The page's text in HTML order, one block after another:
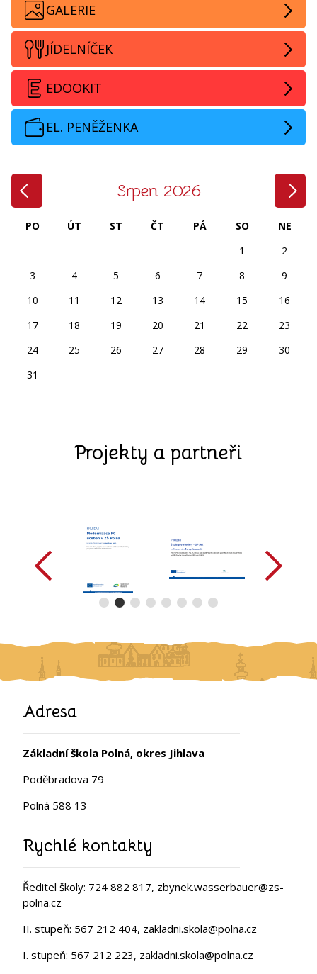
GALERIE
JÍDELNÍČEK
EDOOKIT
EL. PENĚŽENKA
Srpen 2026
PO ÚT ST ČT PÁ SO
NE
1
2
3
4 5 6 7 8
9
10
11 12 13 14 15
16
17
18 19 20 21 22
23
24
25 26 27 28 29
30
31
Projekty a partneři
předchozí
Adresa
Základní škola Polná, okres Jihlava
Poděbradova 79
Polná 588 13
Rychlé kontakty
Ředitel školy: 724 882 817, zbynek.wasserbauer@zs-
polna.cz
II. stupeň: 567 212 404, zakladni.skola@polna.cz
I. stupeň: 567 212 223, zakladni.skola@polna.cz